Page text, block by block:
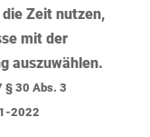
Zeit nutzen,
mit der
auszuwählen.
§ 30 Abs. 3
2022